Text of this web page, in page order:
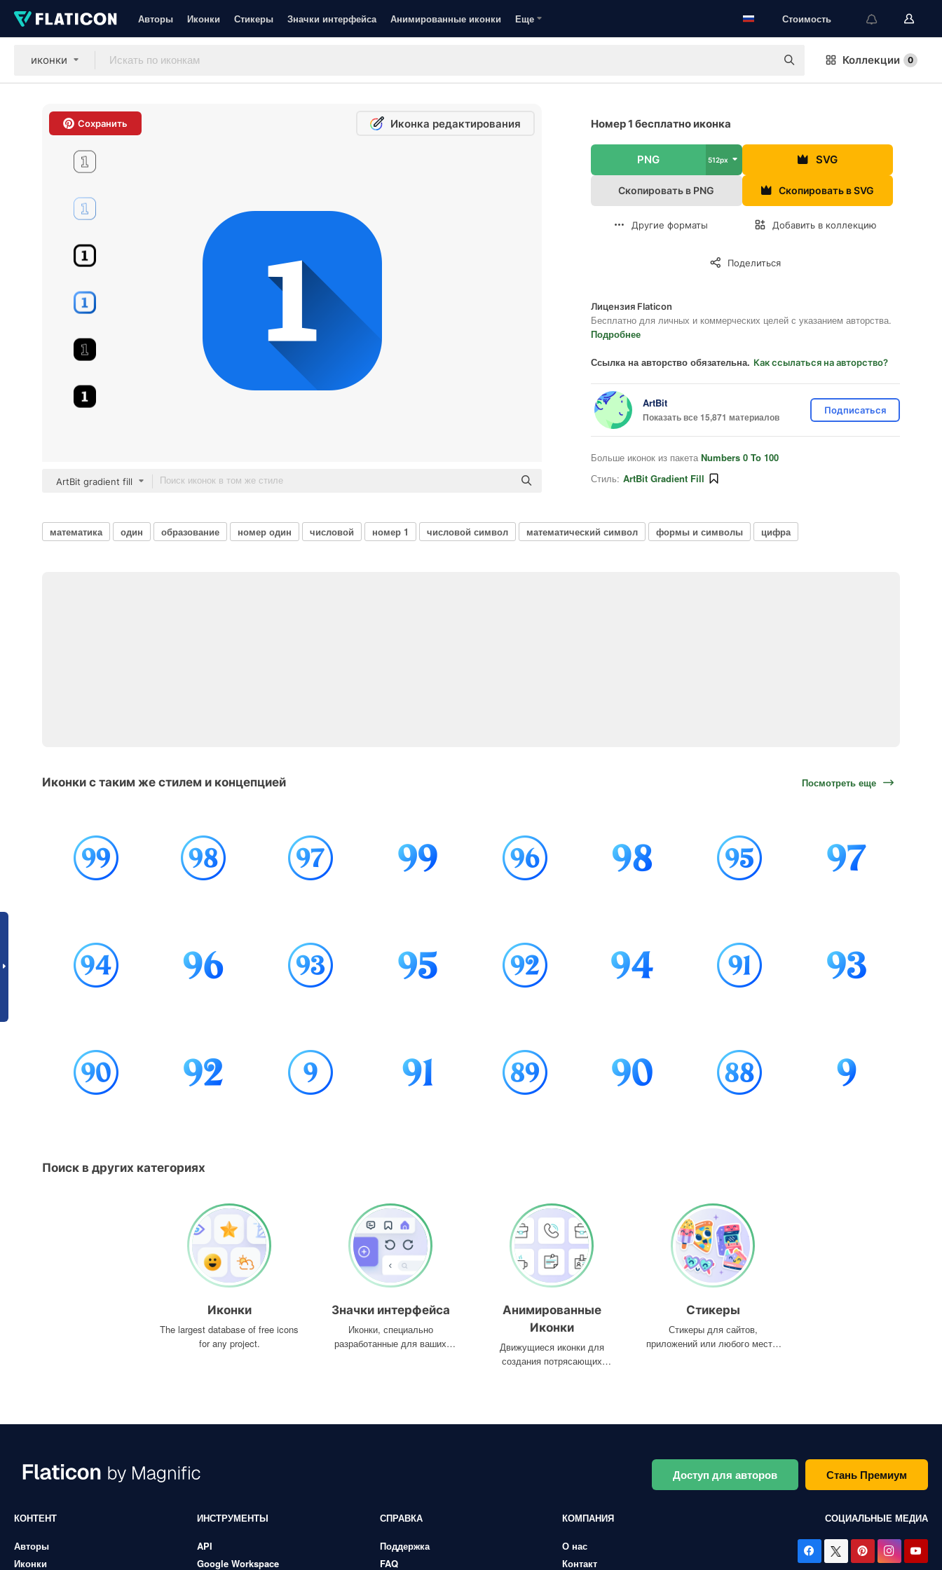
Авторы Иконки Стикеры Значки интерфейса Анимированные иконки Еще Стоимость
иконки Коллекции 0
Сохранить Иконка редактирования
ArtBit gradient fill
Номер 1 бесплатно иконка
PNG 512px SVG
Скопировать в PNG Скопировать в SVG
Другие форматы Добавить в коллекцию
Поделиться
Лицензия Flaticon
Бесплатно для личных и коммерческих целей с указанием авторства.
Подробнее
Ссылка на авторство обязательна. Как ссылаться на авторство?
ArtBit
Показать все 15,871 материалов
Подписаться
Больше иконок из пакета Numbers 0 To 100
Стиль: ArtBit Gradient Fill
математика один образование номер один числовой номер 1 числовой символ математический символ формы и символы цифра
Иконки с таким же стилем и концепцией Посмотреть еще
Поиск в других категориях
Иконки
The largest database of free icons
for any project.
Значки интерфейса
Иконки, специально
разработанные для ваших
Анимированные
Иконки
Движущиеся иконки для
создания потрясающих
Стикеры
Стикеры для сайтов,
приложений или любого места,
Доступ для авторов Стань Премиум
КОНТЕНТ
Авторы
Иконки
ИНСТРУМЕНТЫ
API
Google Workspace
СПРАВКА
Поддержка
FAQ
КОМПАНИЯ
О нас
Контакт
СОЦИАЛЬНЫЕ МЕДИА